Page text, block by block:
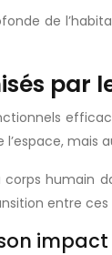
de
par
mais
entre